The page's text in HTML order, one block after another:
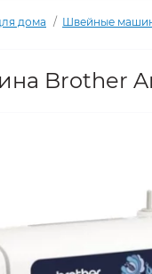
дома Швейные
Brother